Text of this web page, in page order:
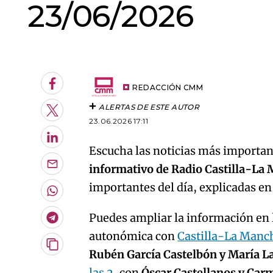
23/06/2026
Facebook
Twitter
LinkedIn
Enviar
por
Email
Whatsapp
Telegram
Copiar
REDACCIÓN CMM
ALERTAS DE ESTE AUTOR
23.06.2026 17:11
Escucha las noticias más
informativo de Radio Castilla-La
importantes del día, explicadas
Puedes ampliar la información
autonómica conCastilla-La
Rubén García Castelbón y María